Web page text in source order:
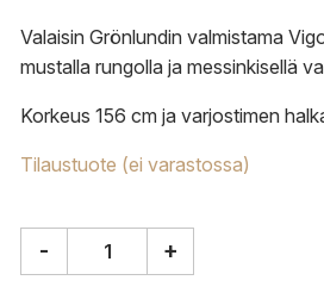
Valaisin Grönlundin valmistama
mustalla rungolla ja messinkisellä
Korkeus 156 cm ja varjostimen
Tilaustuote (ei varastossa)
- +